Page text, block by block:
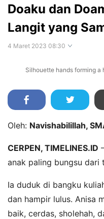
Doaku dan
Langit yang
4 Maret 2023 08:30
Silhouette hands forming a
Oleh: Navishabilillah,
CERPEN, TIMELINES.ID
anak paling bungsu dari
Ia duduk di bangku
dan hampir lulus. Anisa
baik, cerdas, sholehah,